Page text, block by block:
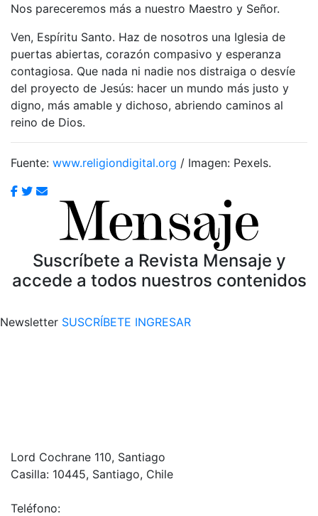
Nos pareceremos más a nuestro Maestro y Señor.
Ven, Espíritu Santo. Haz de nosotros una Iglesia de
puertas abiertas, corazón compasivo y esperanza
contagiosa. Que nada ni nadie nos distraiga o desvíe
del proyecto de Jesús: hacer un mundo más justo y
digno, más amable y dichoso, abriendo caminos al
reino de Dios.
Fuente: www.religiondigital.org / Imagen: Pexels.
Suscríbete a Revista Mensaje y
accede a todos nuestros contenidos
Newsletter SUSCRÍBETE INGRESAR
Lord Cochrane 110, Santiago
Casilla: 10445, Santiago, Chile
Teléfono: